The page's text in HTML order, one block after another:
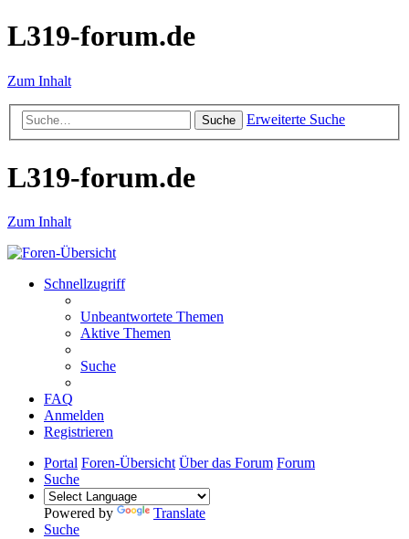
L319-forum.de
Zum Inhalt
Suche Erweiterte Suche
L319-forum.de
Zum Inhalt
Schnellzugriff
Unbeantwortete Themen
Aktive Themen
Suche
FAQ
Anmelden
Registrieren
Portal Foren-Übersicht Über das Forum Forum
Suche
Powered by
Translate
Suche